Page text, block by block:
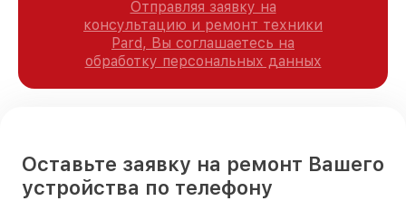
Отправляя заявку на
консультацию и ремонт техники
Pard, Вы соглашаетесь на
обработку персональных данных
Оставьте заявку на ремонт Вашего
устройства по телефону